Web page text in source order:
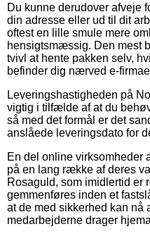
Du kunne derudover afveje
din adresse eller ud til dit
oftest en lille smule mere
hensigtsmæssig. Den mest
tvivl at hente pakken selv,
befinder dig nærved e-
Leveringshastigheden på
vigtig i tilfælde af at du
så med det formål er det
anslåede leveringsdato for
En del online virksomheder
på en lang række af deres
Rosaguld, som imidlertid er
gemmenføres inden et
at de med sikkerhed kan nå
medarbejderne drager